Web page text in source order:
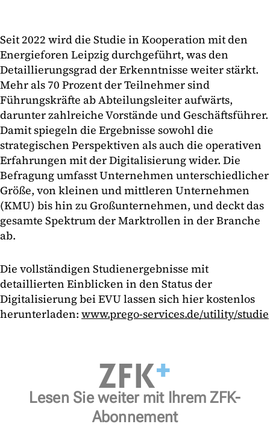
Seit 2022 wird die Studie in Kooperation mit den
Energieforen Leipzig durchgeführt, was den
Detaillierungsgrad der Erkenntnisse weiter stärkt.
Mehr als 70 Prozent der Teilnehmer sind
Führungskräfte ab Abteilungsleiter aufwärts,
darunter zahlreiche Vorstände und Geschäftsführer.
Damit spiegeln die Ergebnisse sowohl die
strategischen Perspektiven als auch die operativen
Erfahrungen mit der Digitalisierung wider. Die
Befragung umfasst Unternehmen unterschiedlicher
Größe, von kleinen und mittleren Unternehmen
(KMU) bis hin zu Großunternehmen, und deckt das
gesamte Spektrum der Marktrollen in der Branche
ab.
Die vollständigen Studienergebnisse mit
detaillierten Einblicken in den Status der
Digitalisierung bei EVU lassen sich hier kostenlos
herunterladen: www.prego-services.de/utility/studie
Lesen Sie weiter mit Ihrem ZFK-
Abonnement